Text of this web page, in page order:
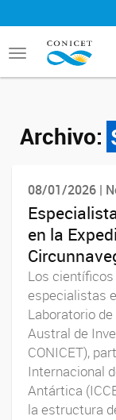
Toggle
navigation
Archivo:
08/01/2026 |
en la
Los científicos
especialistas
Laboratorio
Austral de
CONICET),
Internacional
Antártica
la estructura